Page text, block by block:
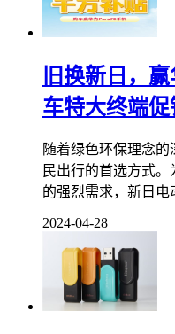
旧换新日，
车特大终端
随着绿色环保理念
民出行的首选方式
的强烈需求，新日电
2024-04-28